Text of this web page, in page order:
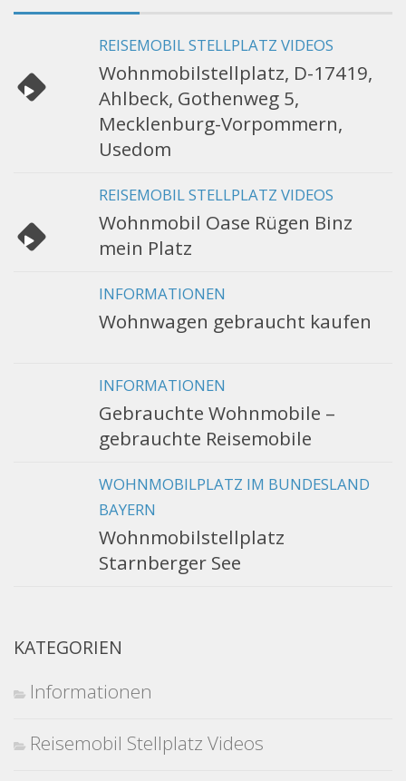
REISEMOBIL STELLPLATZ VIDEOS
Wohnmobilstellplatz, D-17419,
Ahlbeck, Gothenweg 5,
Mecklenburg-Vorpommern,
Usedom
REISEMOBIL STELLPLATZ VIDEOS
Wohnmobil Oase Rügen Binz
mein Platz
INFORMATIONEN
Wohnwagen gebraucht kaufen
INFORMATIONEN
Gebrauchte Wohnmobile –
gebrauchte Reisemobile
WOHNMOBILPLATZ IM BUNDESLAND
BAYERN
Wohnmobilstellplatz
Starnberger See
KATEGORIEN
Informationen
Reisemobil Stellplatz Videos